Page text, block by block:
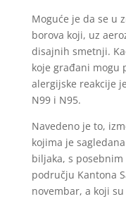
Moguće je da se u
borova koji, uz
disajnih smetnji.
koje građani mogu
alergijske reakcije
N99 i N95.
Navedeno je to,
kojima je
biljaka, s
području Kantona
novembar, a koji